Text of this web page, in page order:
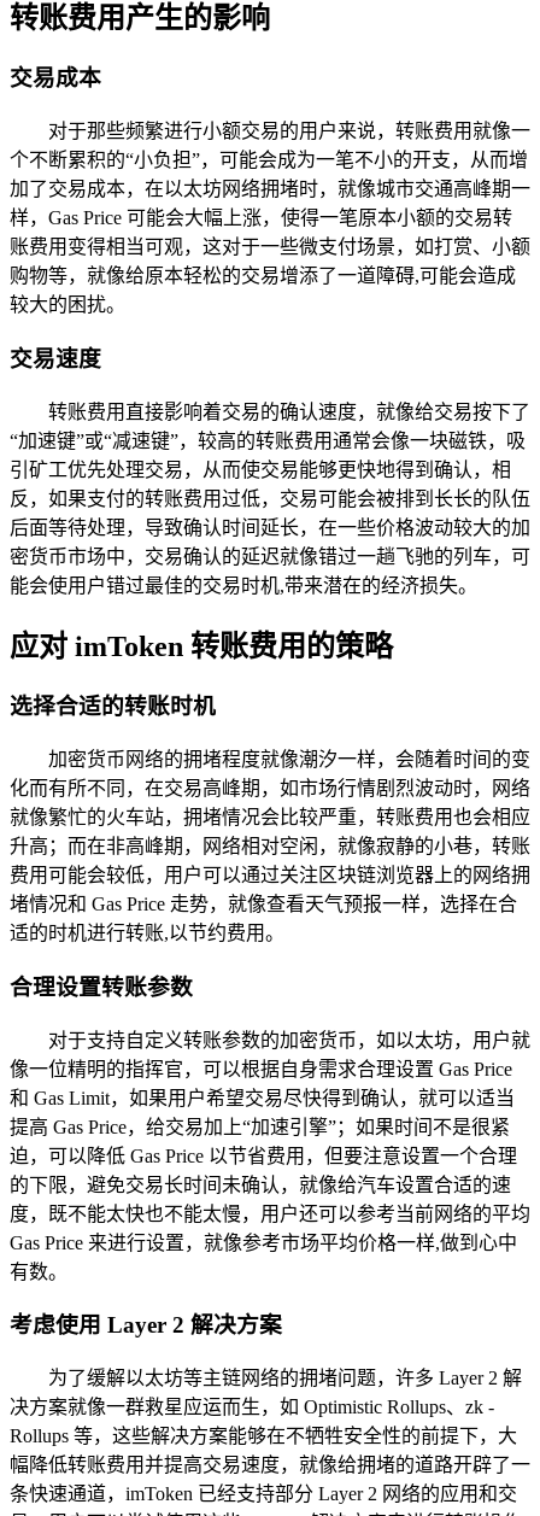
转账费用产生的影响
交易成本
对于那些频繁进行小额交易的用户来说，转账费用就像一
个不断累积的“小负担”，可能会成为一笔不小的开支，从而增
加了交易成本，在以太坊网络拥堵时，就像城市交通高峰期一
样，Gas Price 可能会大幅上涨，使得一笔原本小额的交易转
账费用变得相当可观，这对于一些微支付场景，如打赏、小额
购物等，就像给原本轻松的交易增添了一道障碍,可能会造成
较大的困扰。
交易速度
转账费用直接影响着交易的确认速度，就像给交易按下了
“加速键”或“减速键”，较高的转账费用通常会像一块磁铁，吸
引矿工优先处理交易，从而使交易能够更快地得到确认，相
反，如果支付的转账费用过低，交易可能会被排到长长的队伍
后面等待处理，导致确认时间延长，在一些价格波动较大的加
密货币市场中，交易确认的延迟就像错过一趟飞驰的列车，可
能会使用户错过最佳的交易时机,带来潜在的经济损失。
应对 imToken 转账费用的策略
选择合适的转账时机
加密货币网络的拥堵程度就像潮汐一样，会随着时间的变
化而有所不同，在交易高峰期，如市场行情剧烈波动时，网络
就像繁忙的火车站，拥堵情况会比较严重，转账费用也会相应
升高；而在非高峰期，网络相对空闲，就像寂静的小巷，转账
费用可能会较低，用户可以通过关注区块链浏览器上的网络拥
堵情况和 Gas Price 走势，就像查看天气预报一样，选择在合
适的时机进行转账,以节约费用。
合理设置转账参数
对于支持自定义转账参数的加密货币，如以太坊，用户就
像一位精明的指挥官，可以根据自身需求合理设置 Gas Price
和 Gas Limit，如果用户希望交易尽快得到确认，就可以适当
提高 Gas Price，给交易加上“加速引擎”；如果时间不是很紧
迫，可以降低 Gas Price 以节省费用，但要注意设置一个合理
的下限，避免交易长时间未确认，就像给汽车设置合适的速
度，既不能太快也不能太慢，用户还可以参考当前网络的平均
Gas Price 来进行设置，就像参考市场平均价格一样,做到心中
有数。
考虑使用 Layer 2 解决方案
为了缓解以太坊等主链网络的拥堵问题，许多 Layer 2 解
决方案就像一群救星应运而生，如 Optimistic Rollups、zk -
Rollups 等，这些解决方案能够在不牺牲安全性的前提下，大
幅降低转账费用并提高交易速度，就像给拥堵的道路开辟了一
条快速通道，imToken 已经支持部分 Layer 2 网络的应用和交